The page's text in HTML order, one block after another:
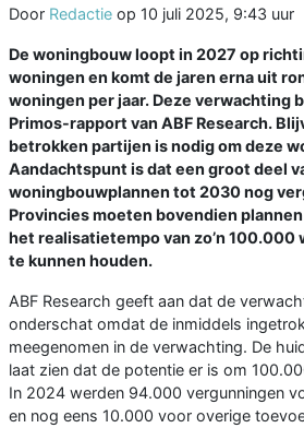
Door Redactie op 10 juli 2025, 9:43 uur
De woningbouw loopt in 2027 op
woningen en komt de jaren erna uit
woningen per jaar. Deze verwachting
Primos-rapport van ABF Research.
betrokken partijen is nodig om deze
Aandachtspunt is dat een groot deel
woningbouwplannen tot 2030 nog
Provincies moeten bovendien
het realisatietempo van zo’n 100.000
te kunnen houden.
ABF Research geeft aan dat de
onderschat omdat de inmiddels
meegenomen in de verwachting. De
laat zien dat de potentie er is om
In 2024 werden 94.000 vergunningen
en nog eens 10.000 voor overige